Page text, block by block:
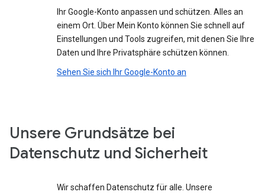
Ihr Google-Konto anpassen und schützen. Alles an
einem Ort. Über Mein Konto können Sie schnell auf
Einstellungen und Tools zugreifen, mit denen Sie Ihre
Daten und Ihre Privatsphäre schützen können.
Sehen Sie sich Ihr Google-Konto an
Unsere Grundsätze bei
Datenschutz und Sicherheit
Wir schaffen Datenschutz für alle. Unsere